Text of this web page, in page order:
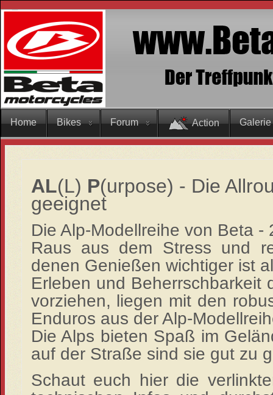
Home Bikes Forum Action Galerie
AL(L) P(urpose) - Die
geeignet
Die Alp-Modellreihe von Beta -
Raus aus dem Stress und
denen Genießen wichtiger ist
Erleben und Beherrschbarkeit
vorziehen, liegen mit den
Enduros aus der Alp-
Die Alps bieten Spaß im
auf der Straße sind sie gut zu
Schaut euch hier die